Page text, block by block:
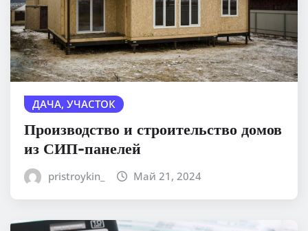
ДАЧА, УЧАСТОК
Производство и строительство домов
из СИП-панелей
pristroykin_ Май 21, 2024